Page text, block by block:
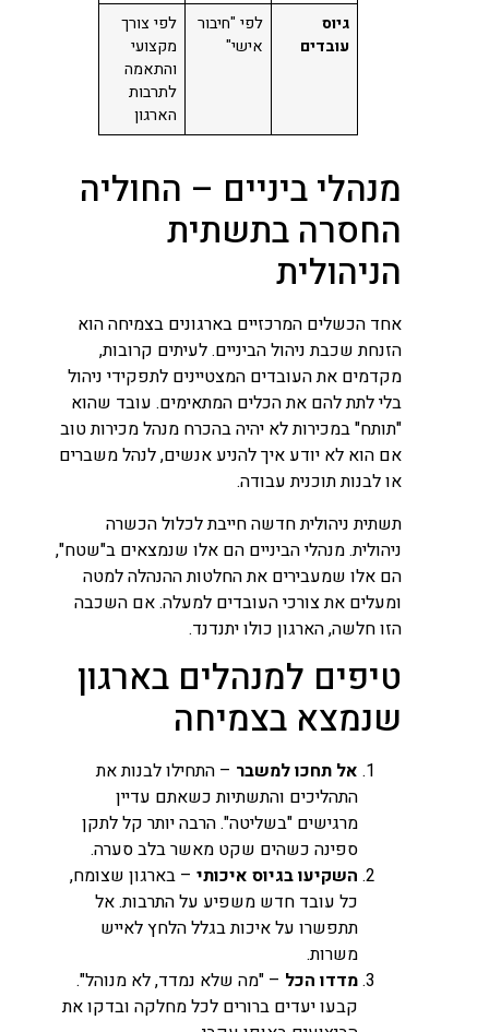
גיוס
עובדים
לפי "חיבור
אישי"
לפי צורך
מקצועי
והתאמה
לתרבות
הארגון
מנהלי ביניים – החוליה
החסרה בתשתית
הניהולית
אחד הכשלים המרכזיים בארגונים בצמיחה הוא
הזנחת שכבת ניהול הביניים. לעיתים קרובות,
מקדמים את העובדים המצטיינים לתפקידי ניהול
בלי לתת להם את הכלים המתאימים. עובד שהוא
"תותח" במכירות לא יהיה בהכרח מנהל מכירות טוב
אם הוא לא יודע איך להניע אנשים, לנהל משברים
או לבנות תוכנית עבודה.
תשתית ניהולית חדשה חייבת לכלול הכשרה
ניהולית. מנהלי הביניים הם אלו שנמצאים ב"שטח",
הם אלו שמעבירים את החלטות ההנהלה למטה
ומעלים את צורכי העובדים למעלה. אם השכבה
הזו חלשה, הארגון כולו יתנדנד.
טיפים למנהלים בארגון
שנמצא בצמיחה
אל תחכו למשבר – התחילו לבנות את
התהליכים והתשתיות כשאתם עדיין
מרגישים "בשליטה". הרבה יותר קל לתקן
ספינה כשהים שקט מאשר בלב סערה.
השקיעו בגיוס איכותי – בארגון שצומח,
כל עובד חדש משפיע על התרבות. אל
תתפשרו על איכות בגלל הלחץ לאייש
משרות.
מדדו הכל – "מה שלא נמדד, לא מנוהל".
קבעו יעדים ברורים לכל מחלקה ובדקו את